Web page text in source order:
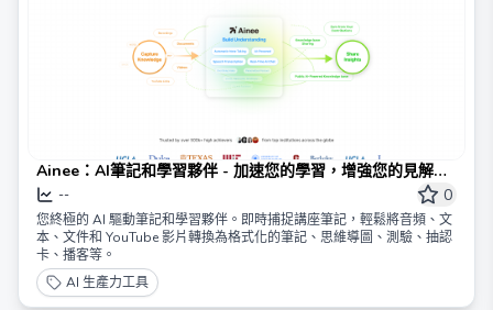
Ainee：AI筆記和學習夥伴 - 加速您的學習，增強您的見解分
享 -- 0
您終極的 AI 驅動筆記和學習夥伴。即時捕捉講座筆記，輕鬆將音頻、文
本、文件和 YouTube 影片轉換為格式化的筆記、思維導圖、測驗、抽認
卡、播客等。
AI 生產力工具